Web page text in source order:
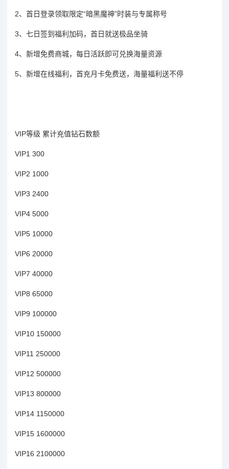
2、首日登录领取限定“暗黑魔神”时装与专属称号
3、七日签到福利加码，首日就送极品坐骑
4、新增免费商城，每日活跃即可兑换海量资源
5、新增在线福利，首充月卡免费送，海量福利送不停
VIP等级 累计充值钻石数额
VIP1 300
VIP2 1000
VIP3 2400
VIP4 5000
VIP5 10000
VIP6 20000
VIP7 40000
VIP8 65000
VIP9 100000
VIP10 150000
VIP11 250000
VIP12 500000
VIP13 800000
VIP14 1150000
VIP15 1600000
VIP16 2100000